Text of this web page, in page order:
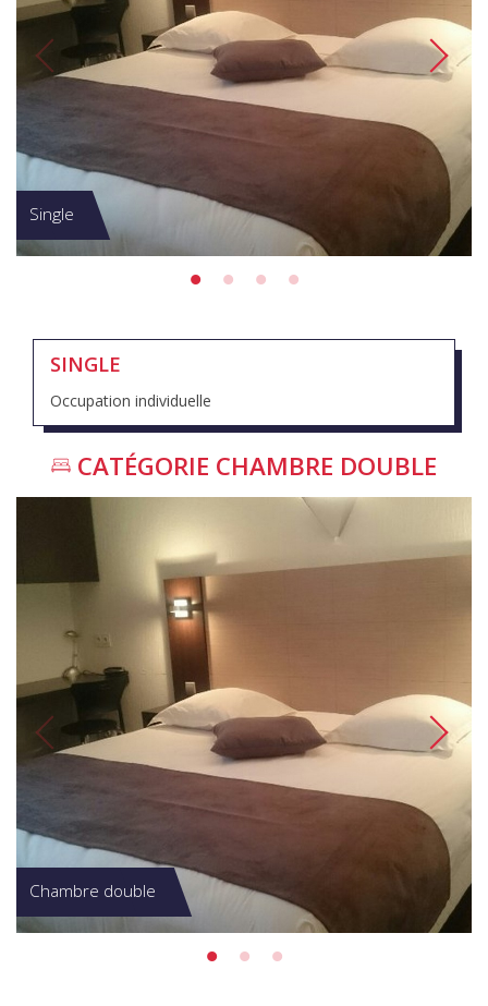
Single
SINGLE
Occupation individuelle
CATÉGORIE CHAMBRE DOUBLE
Chambre double